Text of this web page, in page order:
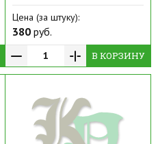
Цена (за штуку):
380руб.
В КОРЗИНУ